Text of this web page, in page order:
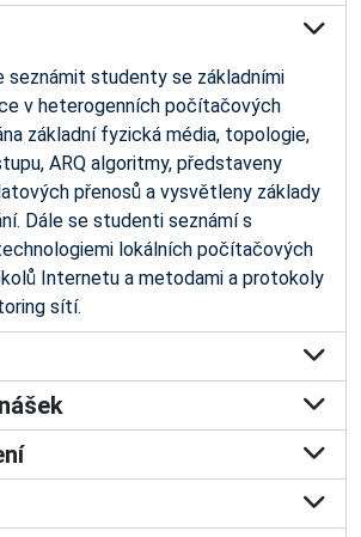
seznámit studenty se základními
v heterogenních počítačových
základní fyzická média, topologie,
ARQ algoritmy, představeny
přenosů a vysvětleny základy
Dále se studenti seznámí s
lokálních počítačových
Internetu a metodami a protokoly
sítí.